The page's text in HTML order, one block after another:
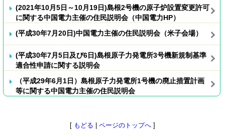
(2021年10月5日～10月19日)島根2号機の原子炉設置変更許可
に関する中国電力主催の住民説明会（中国電力HP）
(平成30年7月20日)中国電力主催の住民説明会（米子会場）
(平成30年7月5日及び6日)島根原子力発電所3号機新規制基準
適合性申請に関する説明会
（平成29年6月1日）島根原子力発電所1号機の廃止措置計画
等に関する中国電力主催の住民説明会
[ もどる ページのトップへ ]